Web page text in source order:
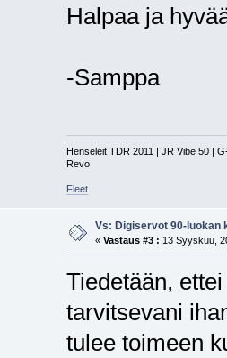
Halpaa ja
-Samppa
Henseleit TDR 2011 | JR Vibe 50 |
Revo
Fleet
Vs: Digiservot 90-luokan
« Vastaus #3 : 13 Syyskuu,
Tiedetään,
tarvitsevani
tulee toimeen